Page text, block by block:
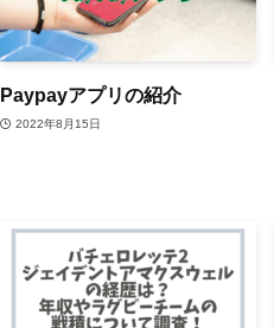
Paypayアプリの紹介
2022年8月15日